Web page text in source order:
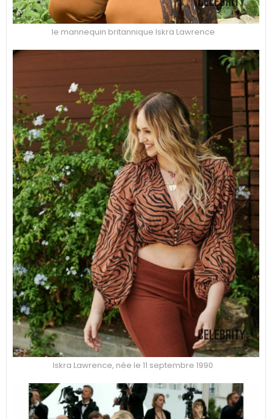
le mannequin britannique Iskra Lawrence
Iskra Lawrence, née le 11 septembre 1990